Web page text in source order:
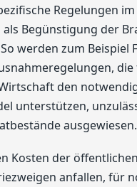
Regelungen
als Begünstigung der
werden zum Beispiel
den
unterstützen,
ausgewiesen.
Kosten der
anfallen, für